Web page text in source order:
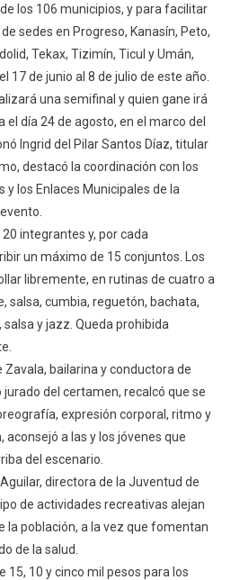
los 106 municipios, y para facilitar
sedes en Progreso, Kanasín, Peto,
Tekax, Tizimín, Ticul y Umán,
17 de junio al 8 de julio de este año.
una semifinal y quien gane irá
el día 24 de agosto, en el marco del
Ingrid del Pilar Santos Díaz, titular
destacó la coordinación con los
los Enlaces Municipales de la
integrantes y, por cada
un máximo de 15 conjuntos. Los
libremente, en rutinas de cuatro a
salsa, cumbia, reguetón, bachata,
y jazz. Queda prohibida
Zavala, bailarina y conductora de
del certamen, recalcó que se
expresión corporal, ritmo y
a las y los jóvenes que
del escenario.
directora de la Juventud de
de actividades recreativas alejan
la población, a la vez que fomentan
de la salud.
15, 10 y cinco mil pesos para los